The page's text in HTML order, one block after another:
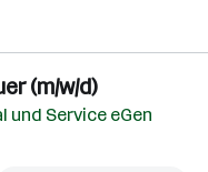
(m/w/d)
und Service eGen